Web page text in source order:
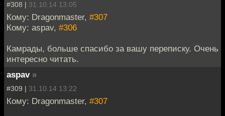
#308 | 31.10.14 13:05
Кому: Dragonmaster, #307
Кому: aspav, #306
Камрады, больше спасибо за вашу переписку. Очень
интересно читать.
aspav »
#309 | 31.10.14 13:22
Кому: Dragonmaster, #307